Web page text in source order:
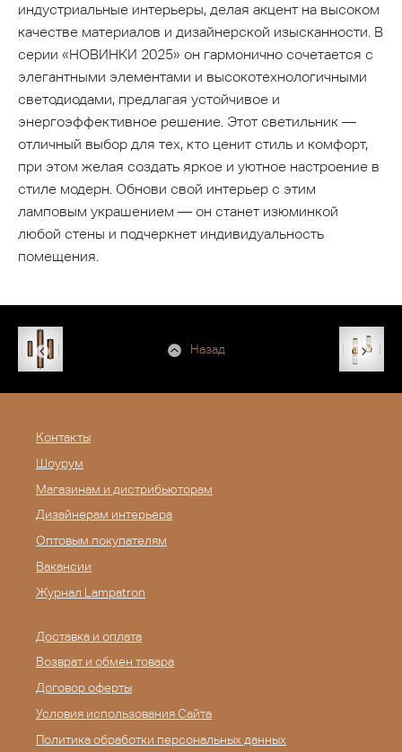
индустриальные интерьеры, делая акцент на высоком
качестве материалов и дизайнерской изысканности. В
серии «НОВИНКИ 2025» он гармонично сочетается с
элегантными элементами и высокотехнологичными
светодиодами, предлагая устойчивое и
энергоэффективное решение. Этот светильник —
отличный выбор для тех, кто ценит стиль и комфорт,
при этом желая создать яркое и уютное настроение в
стиле модерн. Обнови свой интерьер с этим
ламповым украшением — он станет изюминкой
любой стены и подчеркнет индивидуальность
помещения.
Назад
Контакты
Шоурум
Магазинам и дистрибьюторам
Дизайнерам интерьера
Оптовым покупателям
Вакансии
Журнал Lampatron
Доставка и оплата
Возврат и обмен товара
Договор оферты
Условия использования Сайта
Политика обработки персональных данных